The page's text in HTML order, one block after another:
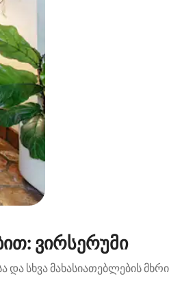
ვირსერუმი
სხვა მახასიათებლების